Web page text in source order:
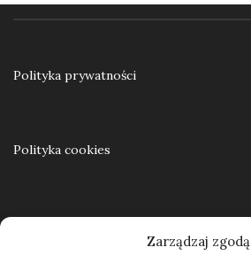
Zarządzaj zgodą
Dodaj do koszyka
Polityka prywatności
Polityka cookies